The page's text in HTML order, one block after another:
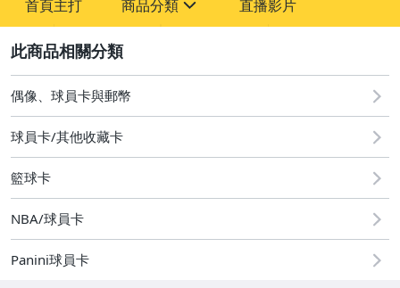
首頁主打 商品分類
直購 - NBA PRIZM 新秀 RC
08/07 (五) 結標
08/08 (六) 結標
08/09 (日) 結標
其它
直播影片
偶像、球員卡與郵幣
球員卡/其他收藏卡
籃球卡
NBA/球員卡
Panini球員卡